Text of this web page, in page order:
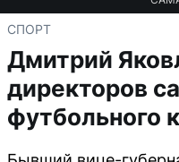
СПОРТ
Дмитрий
директоров
футбольного